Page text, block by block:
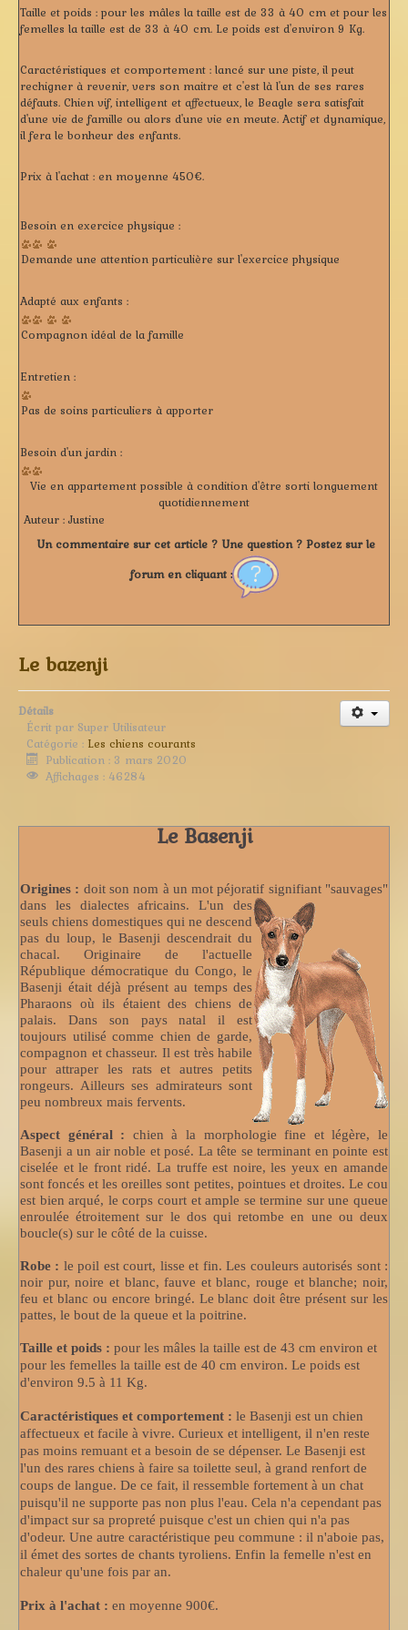
Taille et poids : pour les mâles la taille est de 33 à 40 cm et pour les
femelles la taille est de 33 à 40 cm. Le poids est d'environ 9 Kg.
Caractéristiques et comportement : lancé sur une piste, il peut
rechigner à revenir, vers son maitre et c'est là l'un de ses rares
défauts. Chien vif, intelligent et affectueux, le Beagle sera satisfait
d'une vie de famille ou alors d'une vie en meute. Actif et dynamique,
il fera le bonheur des enfants.
Prix à l'achat : en moyenne 450€.
Besoin en exercice physique :
Demande une attention particulière sur l'exercice physique
Adapté aux enfants :
Compagnon idéal de la famille
Entretien :
Pas de soins particuliers à apporter
Besoin d'un jardin :
Vie en appartement possible à condition d'être sorti longuement
quotidiennement
Auteur : Justine
Un commentaire sur cet article ? Une question ? Postez sur le
forum en cliquant :
Le bazenji
Détails
Écrit par Super Utilisateur
Catégorie : Les chiens courants
Publication : 3 mars 2020
Affichages : 46284
Le Basenji
Origines : doit son nom à un mot péjoratif signifiant "sauvages"
dans les dialectes africains. L'un des
seuls chiens domestiques qui ne descend
pas du loup, le Basenji descendrait du
chacal. Originaire de l'actuelle
République démocratique du Congo, le
Basenji était déjà présent au temps des
Pharaons où ils étaient des chiens de
palais. Dans son pays natal il est
toujours utilisé comme chien de garde,
compagnon et chasseur. Il est très habile
pour attraper les rats et autres petits
rongeurs. Ailleurs ses admirateurs sont
peu nombreux mais fervents.
Aspect général : chien à la morphologie fine et légère, le
Basenji a un air noble et posé. La tête se terminant en pointe est
ciselée et le front ridé. La truffe est noire, les yeux en amande
sont foncés et les oreilles sont petites, pointues et droites. Le cou
est bien arqué, le corps court et ample se termine sur une queue
enroulée étroitement sur le dos qui retombe en une ou deux
boucle(s) sur le côté de la cuisse.
Robe : le poil est court, lisse et fin. Les couleurs autorisés sont :
noir pur, noire et blanc, fauve et blanc, rouge et blanche; noir,
feu et blanc ou encore bringé. Le blanc doit être présent sur les
pattes, le bout de la queue et la poitrine.
Taille et poids : pour les mâles la taille est de 43 cm environ et
pour les femelles la taille est de 40 cm environ. Le poids est
d'environ 9.5 à 11 Kg.
Caractéristiques et comportement : le Basenji est un chien
affectueux et facile à vivre. Curieux et intelligent, il n'en reste
pas moins remuant et a besoin de se dépenser. Le Basenji est
l'un des rares chiens à faire sa toilette seul, à grand renfort de
coups de langue. De ce fait, il ressemble fortement à un chat
puisqu'il ne supporte pas non plus l'eau. Cela n'a cependant pas
d'impact sur sa propreté puisque c'est un chien qui n'a pas
d'odeur. Une autre caractéristique peu commune : il n'aboie pas,
il émet des sortes de chants tyroliens. Enfin la femelle n'est en
chaleur qu'une fois par an.
Prix à l'achat : en moyenne 900€.